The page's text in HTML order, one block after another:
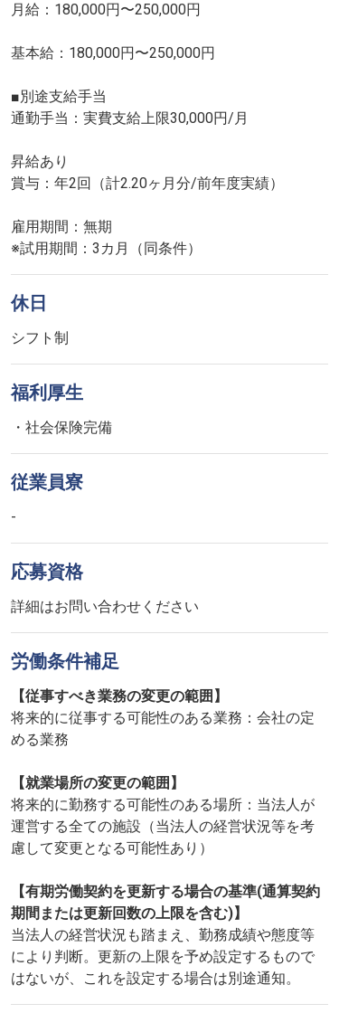
月給：180,000円〜250,000円
基本給：180,000円〜250,000円
■別途支給手当
通勤手当：実費支給上限30,000円/月
昇給あり
賞与：年2回（計2.20ヶ月分/前年度実績）
雇用期間：無期
※試用期間：3カ月（同条件）
休日
シフト制
福利厚生
・社会保険完備
従業員寮
-
応募資格
詳細はお問い合わせください
労働条件補足
【従事すべき業務の変更の範囲】
将来的に従事する可能性のある業務：会社の定
める業務
【就業場所の変更の範囲】
将来的に勤務する可能性のある場所：当法人が
運営する全ての施設（当法人の経営状況等を考
慮して変更となる可能性あり）
【有期労働契約を更新する場合の基準(通算契約
期間または更新回数の上限を含む)】
当法人の経営状況も踏まえ、勤務成績や態度等
により判断。更新の上限を予め設定するもので
はないが、これを設定する場合は別途通知。